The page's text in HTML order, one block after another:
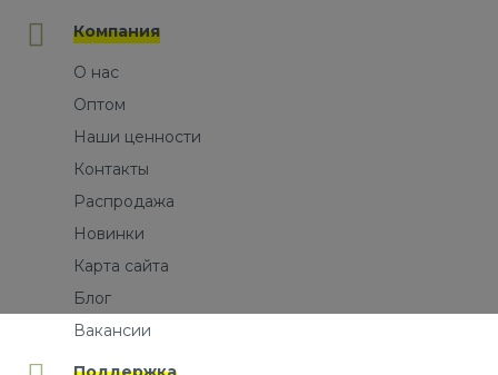
Компания
О нас
Оптом
Наши ценности
Контакты
Распродажа
Новинки
Карта сайта
Блог
Вакансии